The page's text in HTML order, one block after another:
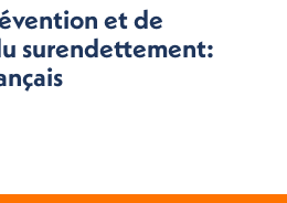
et de
surendettement: